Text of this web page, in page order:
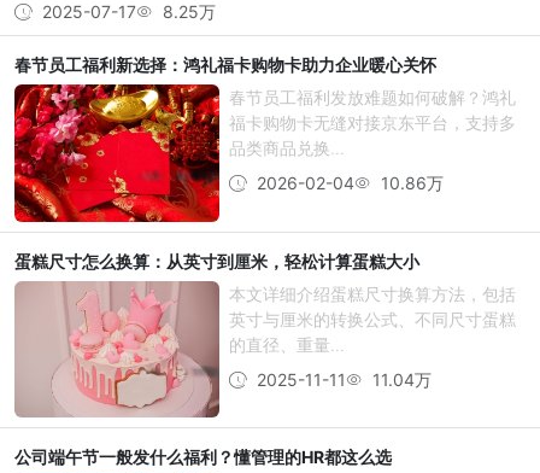
2025-07-17
8.25万
春节员工福利新选择：鸿礼福卡购物卡助力企业暖心关怀
春节员工福利发放难题如何破解？鸿礼
福卡购物卡无缝对接京东平台，支持多
品类商品兑换...
2026-02-04
10.86万
蛋糕尺寸怎么换算：从英寸到厘米，轻松计算蛋糕大小
本文详细介绍蛋糕尺寸换算方法，包括
英寸与厘米的转换公式、不同尺寸蛋糕
的直径、重量...
2025-11-11
11.04万
公司端午节一般发什么福利？懂管理的HR都这么选